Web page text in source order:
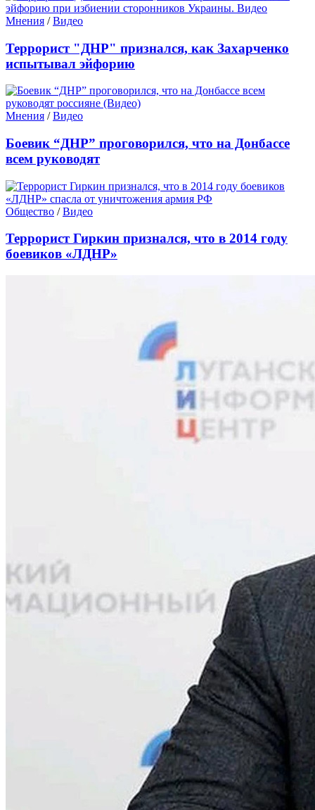
Мнения /Видео
Террорист "ДНР" признался, как Захарченко
испытывал эйфорию
Мнения /Видео
Боевик “ДНР” проговорился, что на Донбассе
всем руководят
Общество /Видео
Террорист Гиркин признался, что в 2014 году
боевиков «ЛДНР»